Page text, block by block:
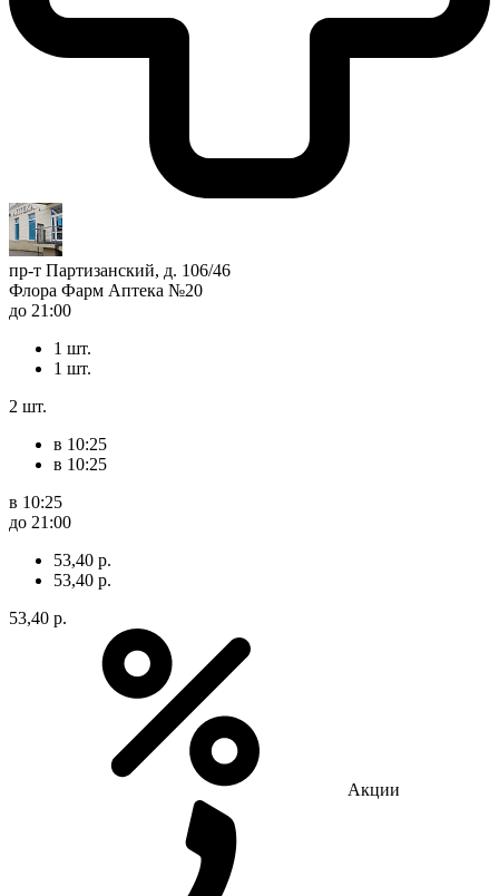
пр-т Партизанский, д. 106/46
Флора Фарм Аптека №20
до 21:00
1 шт.
1 шт.
2 шт.
в 10:25
в 10:25
в 10:25
до 21:00
53,40 р.
53,40 р.
53,40 р.
Акции